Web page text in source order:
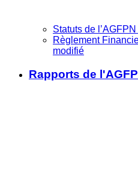
Statuts de
Règlement
modifié
Rapports de